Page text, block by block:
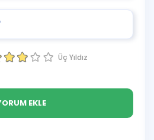
Üç Yıldız